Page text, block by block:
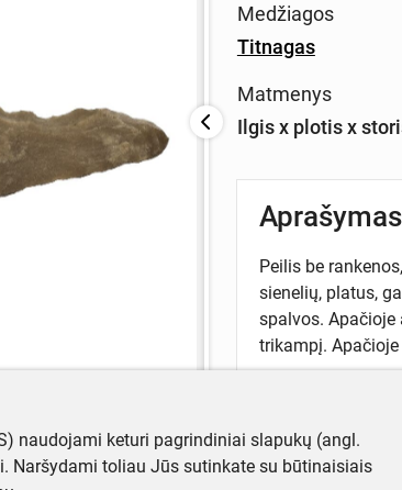
Medžiagos
Titnagas
Matmenys
Ilgis x plotis x
Aprašymas
Peilis be
sienelių, platus,
spalvos. Apačioje
trikampį.
Turite daugiau
Parašykite mums!
naudojami keturi pagrindiniai slapukų (angl.
Naršydami toliau Jūs sutinkate su būtinaisiais